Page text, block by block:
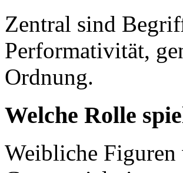
Zentral sind
Performativität,
Ordnung.
Welche Rolle
Weibliche